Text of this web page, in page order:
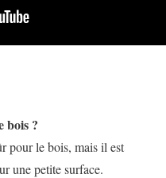
bois ?
pour le bois, mais il est
une petite surface.